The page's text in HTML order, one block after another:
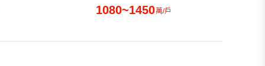
1080~1450萬/戶